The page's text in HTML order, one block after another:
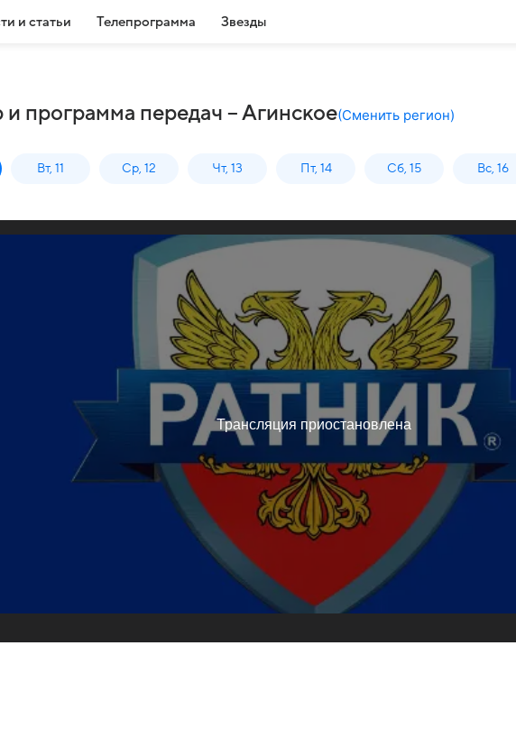
и статьи Телепрограмма Звезды
программа передач – Агинское(Сменить регион)
Вт, 11 Ср, 12 Чт, 13 Пт, 14 Сб, 15 Вс, 16